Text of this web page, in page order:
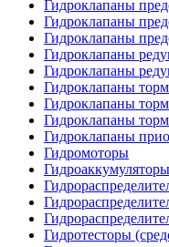
Гидроклапаны
Гидроклапаны
Гидроклапаны
Гидроклапаны
Гидроклапаны
Гидроклапаны
Гидроклапаны
Гидроклапаны
Гидроклапаны
Гидромоторы
Гидроаккумуляторы
Гидротесторы